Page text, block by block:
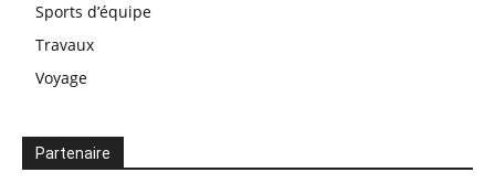
Sports d’équipe
Travaux
Voyage
Partenaire